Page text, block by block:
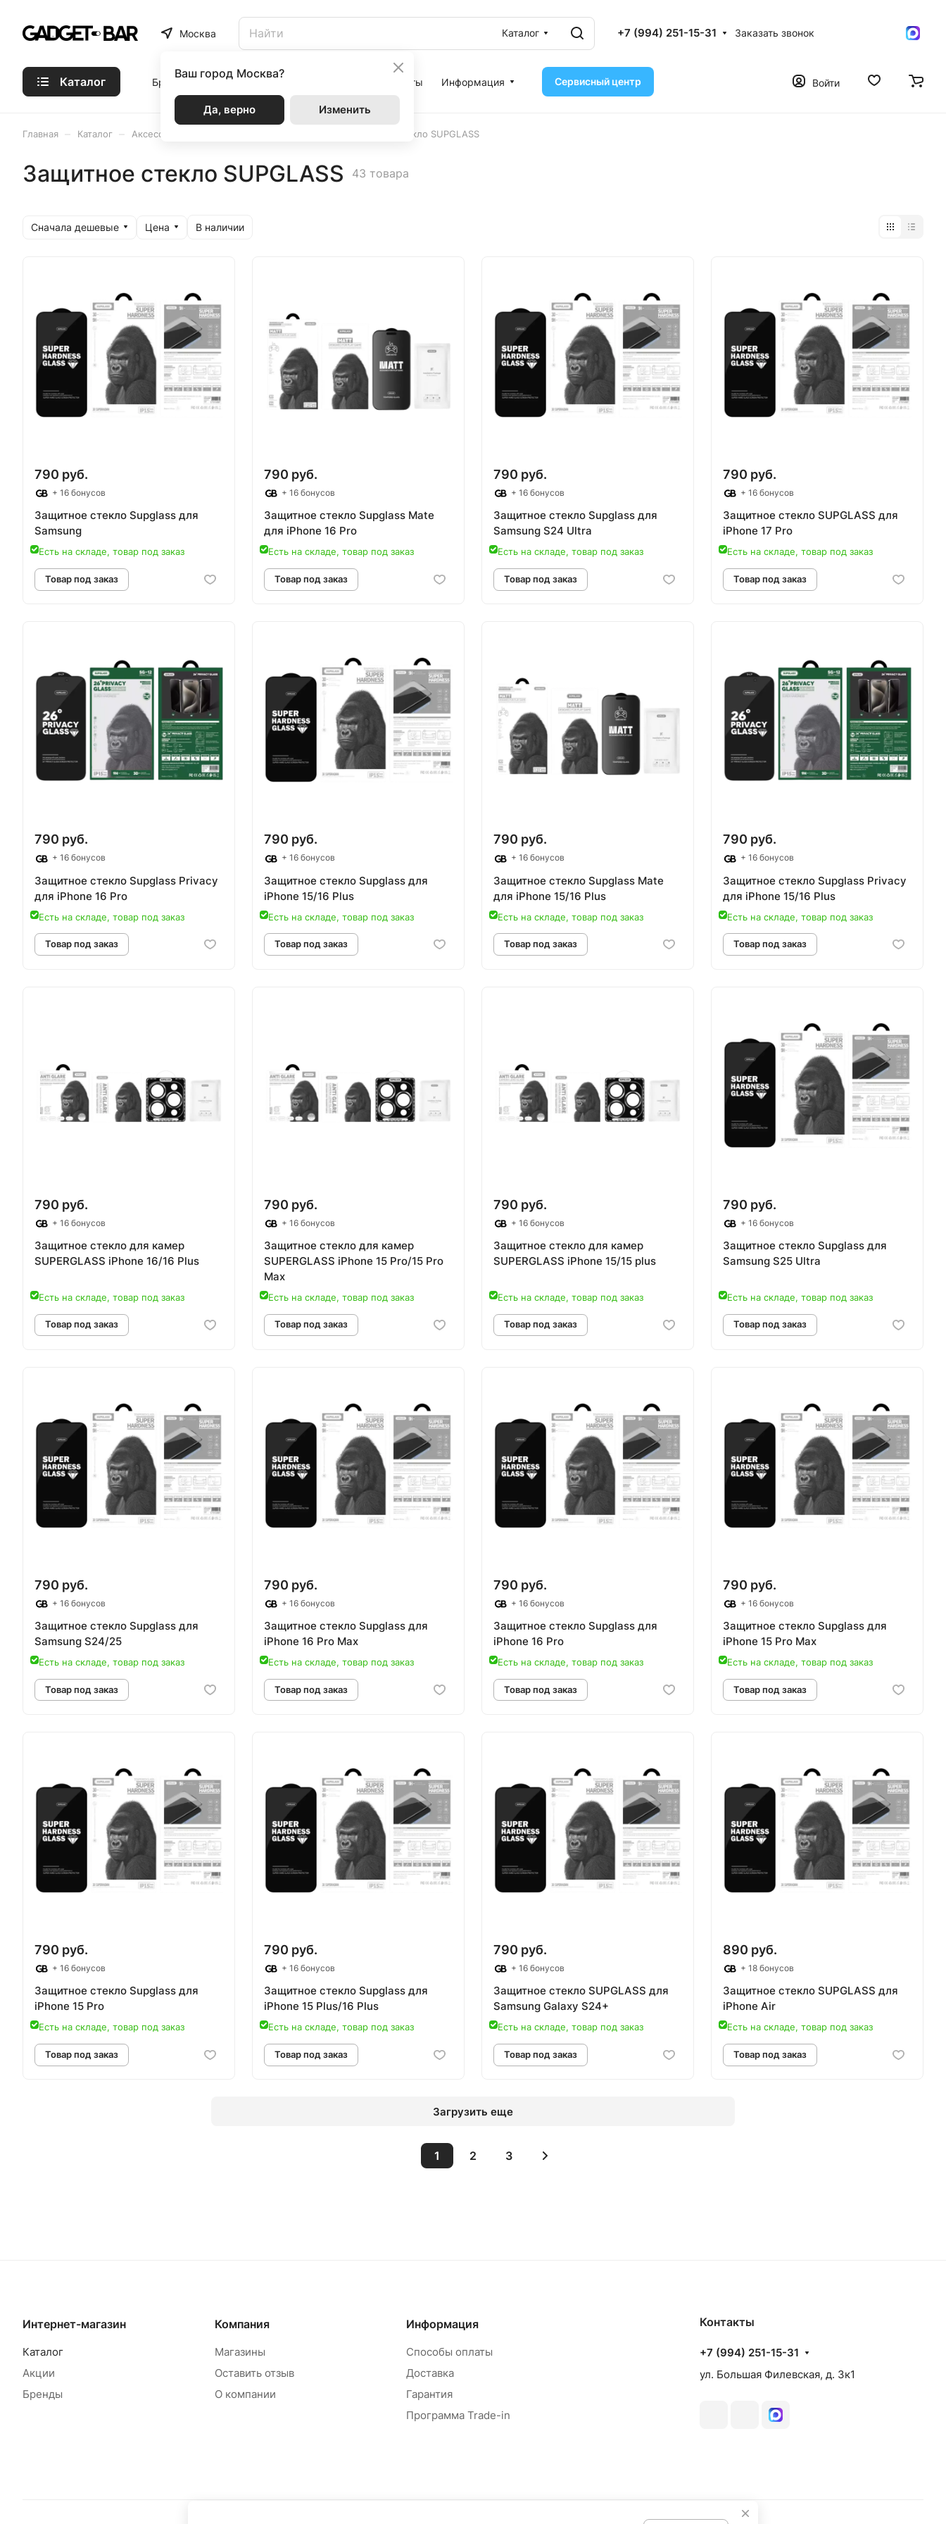
Москва
Ваш город Москва?
Да, верно Изменить
Каталог +7 (994) 251-15-31 Заказать звонок
Каталог Бренды Статьи Акции Контакты Информация Сервисный центр Войти
Главная Каталог Аксессуары Защитное стекло SUPGLASS
Защитное стекло SUPGLASS 43 товара
Сначала дешевые Цена В наличии
790 руб.
+ 16 бонусов
Защитное стекло Supglass для
Samsung
Есть на складе, товар под заказ
790 руб.
+ 16 бонусов
Защитное стекло Supglass Mate
для iPhone 16 Pro
Есть на складе, товар под заказ
790 руб.
+ 16 бонусов
Защитное стекло Supglass для
Samsung S24 Ultra
Есть на складе, товар под заказ
790 руб.
+ 16 бонусов
Защитное стекло SUPGLASS для
iPhone 17 Pro
Есть на складе, товар под заказ
790 руб.
+ 16 бонусов
Защитное стекло Supglass Privacy
для iPhone 16 Pro
Есть на складе, товар под заказ
790 руб.
+ 16 бонусов
Защитное стекло Supglass для
iPhone 15/16 Plus
Есть на складе, товар под заказ
790 руб.
+ 16 бонусов
Защитное стекло Supglass Mate
для iPhone 15/16 Plus
Есть на складе, товар под заказ
790 руб.
+ 16 бонусов
Защитное стекло Supglass Privacy
для iPhone 15/16 Plus
Есть на складе, товар под заказ
Товар под заказ
790 руб.
+ 16 бонусов
Защитное стекло для камер
SUPERGLASS iPhone 16/16 Plus
Есть на складе, товар под заказ
Товар под заказ
790 руб.
+ 16 бонусов
Защитное стекло для камер
SUPERGLASS iPhone 15 Pro/15 Pro
Max
Есть на складе, товар под заказ
Товар под заказ
790 руб.
+ 16 бонусов
Защитное стекло для камер
SUPERGLASS iPhone 15/15 plus
Есть на складе, товар под заказ
Товар под заказ
790 руб.
+ 16 бонусов
Защитное стекло Supglass для
Samsung S25 Ultra
Есть на складе, товар под заказ
Товар под заказ
790 руб.
+ 16 бонусов
Защитное стекло Supglass для
Samsung S24/25
Есть на складе, товар под заказ
Товар под заказ
790 руб.
+ 16 бонусов
Защитное стекло Supglass для
iPhone 16 Pro Max
Есть на складе, товар под заказ
Товар под заказ
790 руб.
+ 16 бонусов
Защитное стекло Supglass для
iPhone 16 Pro
Есть на складе, товар под заказ
Товар под заказ
790 руб.
+ 16 бонусов
Защитное стекло Supglass для
iPhone 15 Pro Max
Есть на складе, товар под заказ
Товар под заказ
790 руб.
+ 16 бонусов
Защитное стекло Supglass для
iPhone 15 Pro
Есть на складе, товар под заказ
790 руб.
+ 16 бонусов
Защитное стекло Supglass для
iPhone 15 Plus/16 Plus
Есть на складе, товар под заказ
790 руб.
+ 16 бонусов
Защитное стекло SUPGLASS для
Samsung Galaxy S24+
Есть на складе, товар под заказ
890 руб.
+ 18 бонусов
Защитное стекло SUPGLASS для
iPhone Air
Есть на складе, товар под заказ
Загрузить еще
1 2 3
Интернет-магазин
Каталог
Акции
Бренды
Компания
Магазины
Оставить отзыв
О компании
Информация
Способы оплаты
Доставка
Гарантия
Программа Trade-in
Контакты
+7 (994) 251-15-31
ул. Большая Филевская, д. 3к1